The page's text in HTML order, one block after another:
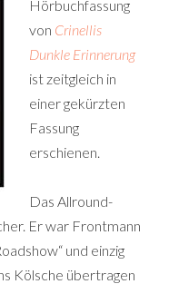
Hörbuchfassung
von Crinellis
Dunkle Erinnerung
ist zeitgleich in
einer gekürzten
Fassung
erschienen.
Das Allround-
Er war Frontmann
und einzig
Kölsche übertragen